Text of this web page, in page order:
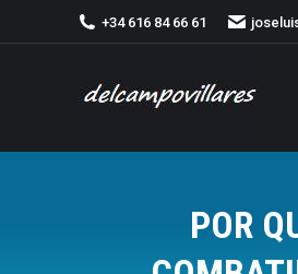
+34 616 84 66 61
POR